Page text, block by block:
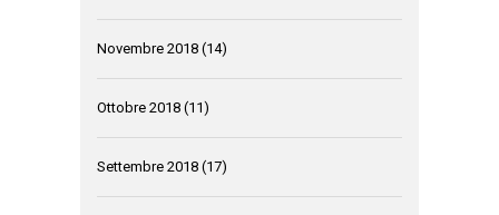
Novembre 2018 (14)
Ottobre 2018 (11)
Settembre 2018 (17)